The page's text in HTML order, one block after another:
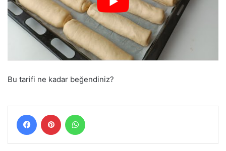
Bu tarifi ne kadar beğendiniz?
FacebookPinterest